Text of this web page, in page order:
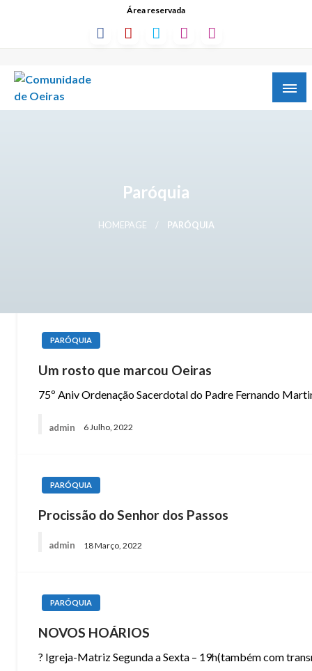
Área reservada
Paróquia
HOMEPAGE PARÓQUIA
PARÓQUIA
Um rosto que marcou Oeiras
75º Aniv Ordenação Sacerdotal do Padre Fernando
admin 6 Julho, 2022
PARÓQUIA
Procissão do Senhor dos Passos
admin 18 Março, 2022
PARÓQUIA
NOVOS HOÁRIOS
? Igreja-Matriz Segunda a Sexta – 19h(também com